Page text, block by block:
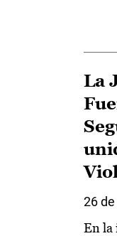
La
26
En la